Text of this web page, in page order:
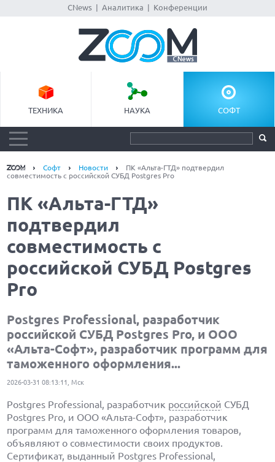
CNews Аналитика Конференции
ТЕХНИКА НАУКА СОФТ
Софт Новости
ПК «Альта-ГТД» подтвердил
совместимость с российской СУБД Postgres Pro
ПК «Альта-ГТД»
подтвердил
совместимость с
российской СУБД Postgres
Pro
Postgres Professional, разработчик
российской СУБД Postgres Pro, и ООО
«Альта-Софт», разработчик программ для
таможенного оформления...
2026-03-31 08:13:11, Мск
Postgres Professional, разработчик российской СУБД
Postgres Pro, и ООО «Альта-Софт», разработчик
программ для таможенного оформления товаров,
объявляют о совместимости своих продуктов.
Сертификат, выданный Postgres Professional,